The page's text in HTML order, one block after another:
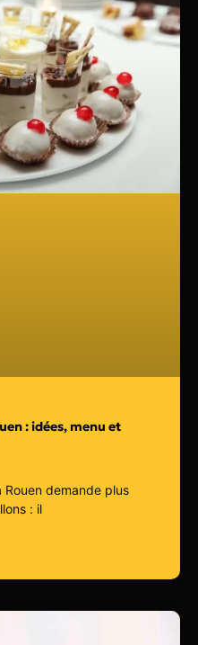
: idées, menu et
Rouen demande plus
: il